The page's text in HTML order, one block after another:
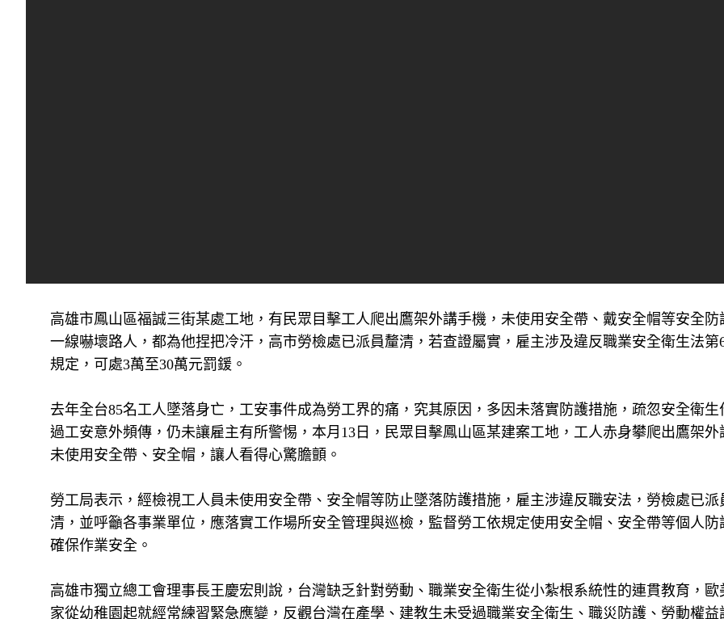
高雄市鳳山區福誠三街某處工地，有民眾目擊工人爬出鷹架外講手機，未使用安全帶、戴安全帽等安全防
一線嚇壞路人，都為他捏把冷汗，高市勞檢處已派員釐清，若查證屬實，雇主涉及違反職業安全衛生法第
規定，可處3萬至30萬元罰鍰。
去年全台85名工人墜落身亡，工安事件成為勞工界的痛，究其原因，多因未落實防護措施，疏忽安全衛生
過工安意外頻傳，仍未讓雇主有所警惕，本月13日，民眾目擊鳳山區某建案工地，工人赤身攀爬出鷹架外
未使用安全帶、安全帽，讓人看得心驚膽顫。
勞工局表示，經檢視工人員未使用安全帶、安全帽等防止墜落防護措施，雇主涉違反職安法，勞檢處已派
清，並呼籲各事業單位，應落實工作場所安全管理與巡檢，監督勞工依規定使用安全帽、安全帶等個人防
確保作業安全。
高雄市獨立總工會理事長王慶宏則說，台灣缺乏針對勞動、職業安全衛生從小紮根系統性的連貫教育，歐
家從幼稚園起就經常練習緊急應變，反觀台灣在產學、建教生未受過職業安全衛生、職災防護、勞動權益